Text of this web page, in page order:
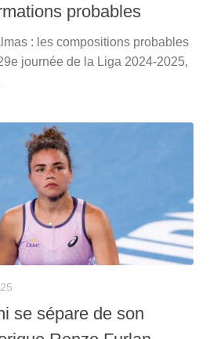
probables
: les compositions probables
journée de la Liga 2024-2025,
se sépare de son